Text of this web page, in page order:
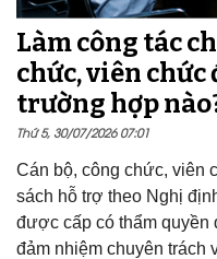
Làm công tác
chức, viên
trường hợp
Thứ 5, 30/07/2026 07:01
Cán bộ, công chức, viên
sách hỗ trợ theo Nghị
được cấp có thẩm quyền
đảm nhiệm chuyên trách